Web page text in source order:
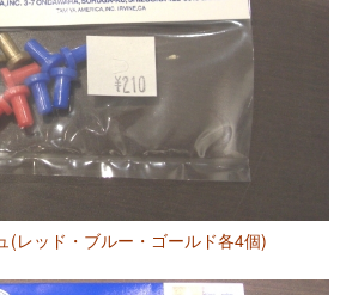
(レッド・ブルー・ゴールド各4個)